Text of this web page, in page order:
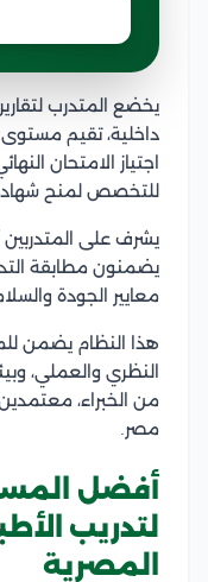
يخضع المتدرب
داخلية، تقيم مستوى
اجتياز الامتحان
للتخصص لمنح شهادة
يشرف على
يضمنون مطابقة
معايير الجودة
هذا النظام يضمن
النظري والعملي،
من الخبراء،
مصر.
أفضل
لتدريب
المصرية